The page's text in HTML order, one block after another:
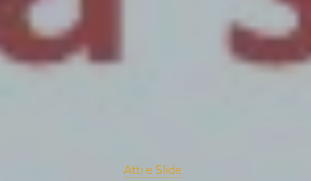
Atti e Slide